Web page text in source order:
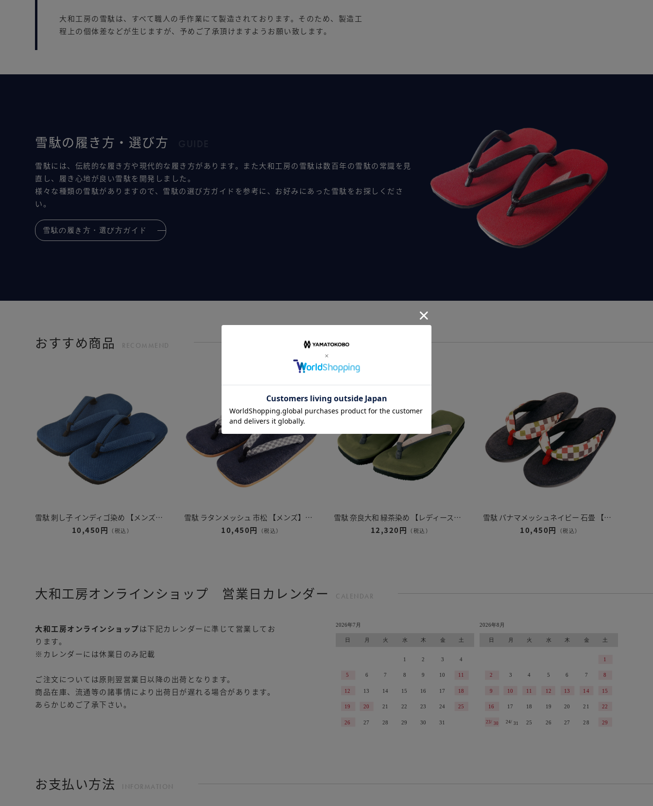
大和工房の雪駄は、すべて職人の手作業にて製造されております。そのため、製造工
程上の個体差などが生じますが、予めご了承頂けますようお願い致します。
雪駄の履き方・選び方
雪駄には、伝統的な履き方や現代的な履き方があります。また大和工房の雪駄は数百年の雪駄の常識を見
直し、履き心地が良い雪駄を開発しました。
様々な種類の雪駄がありますので、雪駄の選び方ガイドを参考に、お好みにあった雪駄をお探しくださ
い。
雪駄の履き方・選び方ガイド
おすすめ商品 RECOMMEND
雪駄 刺し子 インディゴ染め 【メンズ】｜H5600
10,450円 （税込）
雪駄 ラタンメッシュ 市松 【メンズ】｜H525｜ネイビー
10,450円
（税込）
雪駄 奈良大和 緑茶染め 【レディース】｜R1162
12,320円 （税込）
雪駄 パナマメッシュネイビー 石畳 【レディース】｜R257
10,450円
（税込）
大和工房オンラインショップ 営業日カレンダー CALENDAR
大和工房オンラインショップは下記カレンダーに準じて営業してお
ります。
※カレンダーには休業日のみ記載
ご注文については原則翌営業日以降の出荷となります。
商品在庫、流通等の諸事情により出荷日が遅れる場合があります。
あらかじめご了承下さい。
お支払い方法 INFORMATION